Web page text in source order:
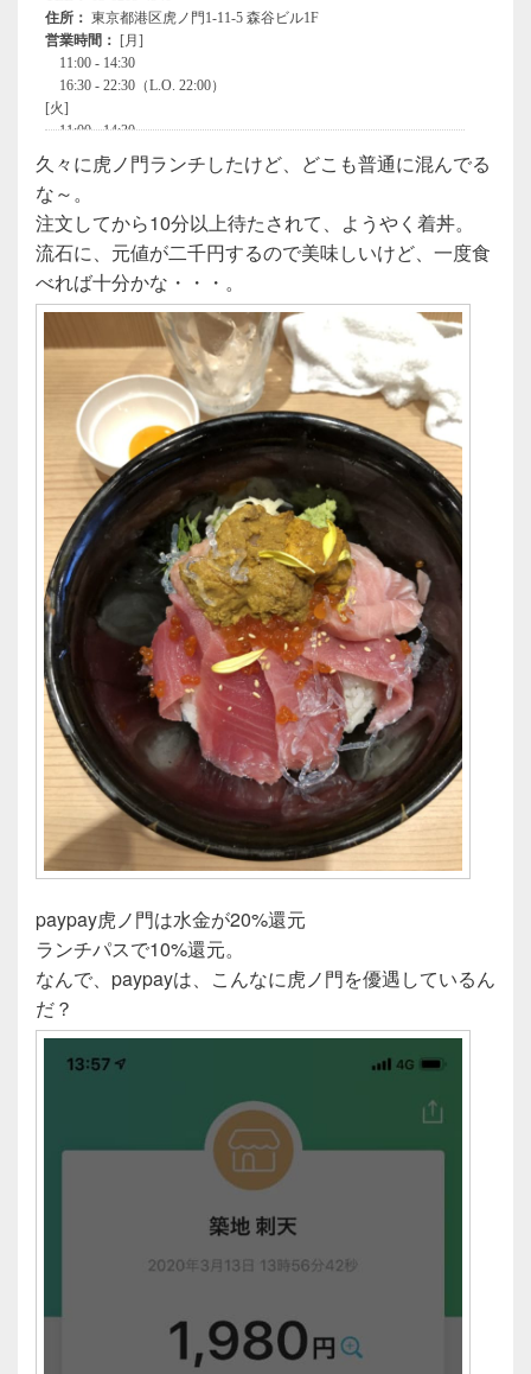
久々に虎ノ門ランチしたけど、どこも普通に混んでる
な～。
注文してから10分以上待たされて、ようやく着丼。
流石に、元値が二千円するので美味しいけど、一度食
べれば十分かな・・・。
paypay虎ノ門は水金が20%還元
ランチパスで10%還元。
なんで、paypayは、こんなに虎ノ門を優遇しているん
だ？